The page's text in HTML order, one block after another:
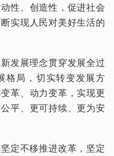
性、创造性，促进社会
实现人民对美好生活的
发展理念贯穿发展全过
格局，切实转变发展方
革、动力变革，实现更
平、更可持续、更为安
定不移推进改革，坚定